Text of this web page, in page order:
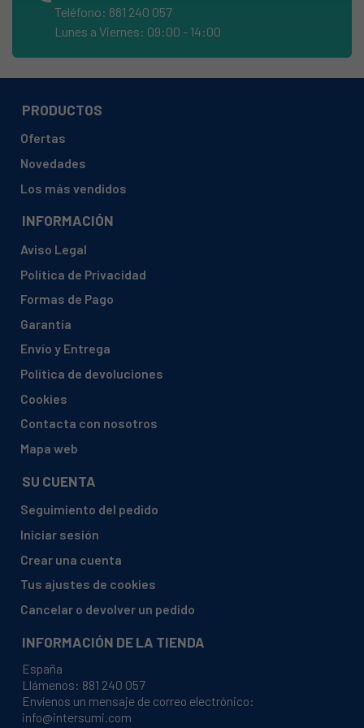
DE-DIETRICH, MW2512E1
DE-DIETRICH, MW2523E2
DE-DIETRICH, MW2523E21
DE-DIETRICH, MW2703E21
DE-DIETRICH, MW2743E1
EDESA, 1M-20GX
FAGOR, MW3-176G X
FRANKE, FMW170
Teléfono: 881 240 057
Lunes a Viernes: 09:00 - 14:00
PRODUCTOS
Ofertas
Novedades
Los más vendidos
INFORMACIÓN
Aviso Legal
Política de Privacidad
Formas de Pago
Garantía
Envío y Entrega
Política de devoluciones
Cookies
Contacta con nosotros
Mapa web
SU CUENTA
Seguimiento del pedido
Iniciar sesión
Crear una cuenta
Tus ajustes de cookies
Cancelar o devolver un pedido
INFORMACIÓN DE LA TIENDA
España
Llámenos: 881 240 057
Envíenos un mensaje de correo electrónico:
info@intersumi.com